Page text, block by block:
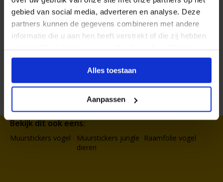
gebied van social media, adverteren en analyse. Deze
partners kunnen de gegevens combineren met andere
informatie die u aan hen heeft verstrekt of die zij hebben
Alles toestaan
Aanpassen
Formaat aanpasbaar
Gratis verzending*
Al 35 jaar ervaring!
Duizenden klanten raden jou aan bij ons te
bestellen (lees de onafhankelijke reviews)
Bekijk dit ook eens:
Muurstickers vogel
Muurstickers jungle
dieren
Raamfolie vogel